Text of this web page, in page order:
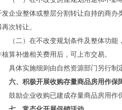
发企业整体或整层分割转让自持的商
再次转让。
二）在不改变规划条件及整体功能，
核算补缴相关费用后，可上市交易。
体实施细则由自然资源部门另行制
六、积极开展收购存量商品房用作保
励企业收购已建成存量商品房用作保